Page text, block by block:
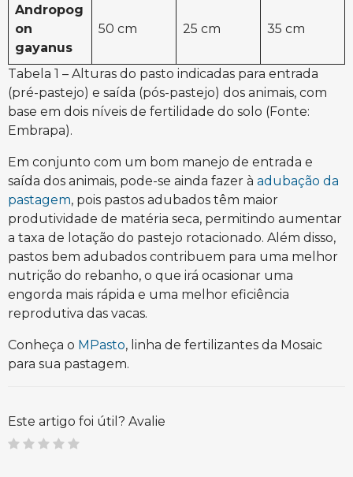
Andropog
on
gayanus
50 cm 25 cm 35 cm
Tabela 1 – Alturas do pasto indicadas para entrada
(pré-pastejo) e saída (pós-pastejo) dos animais, com
base em dois níveis de fertilidade do solo (Fonte:
Embrapa).
Em conjunto com um bom manejo de entrada e
saída dos animais, pode-se ainda fazer à adubação da
pastagem, pois pastos adubados têm maior
produtividade de matéria seca, permitindo aumentar
a taxa de lotação do pastejo rotacionado. Além disso,
pastos bem adubados contribuem para uma melhor
nutrição do rebanho, o que irá ocasionar uma
engorda mais rápida e uma melhor eficiência
reprodutiva das vacas.
Conheça o MPasto, linha de fertilizantes da Mosaic
para sua pastagem.
Este artigo foi útil? Avalie